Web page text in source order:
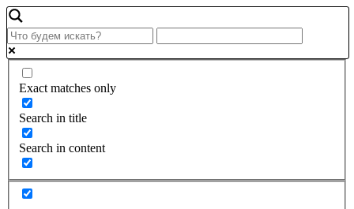
Exact matches only
Search in title
Search in content